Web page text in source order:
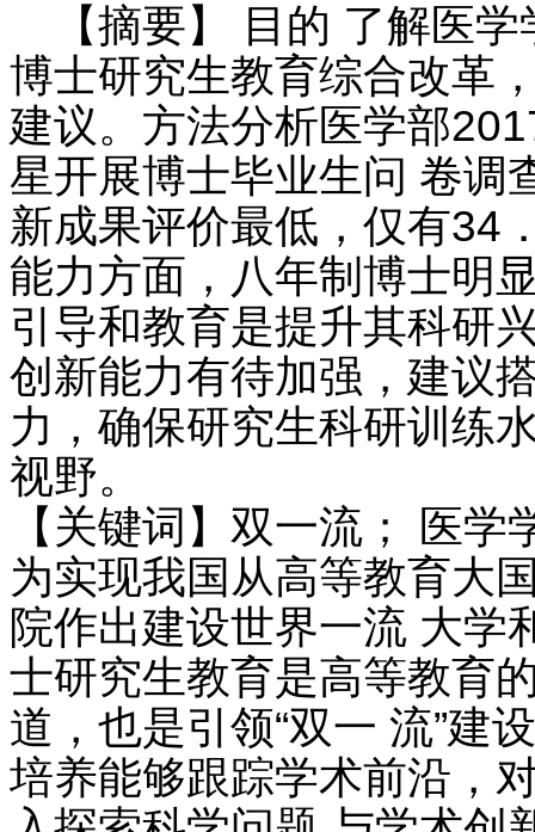
【摘要】 目的 了解医
博士研究生教育综合改革
建议。方法分析医学部
星开展博士毕业生问 卷调
新成果评价最低，仅有34
能力方面，八年制博士明
引导和教育是提升其科研
创新能力有待加强，建议
力，确保研究生科研训练
视野。
【关键词】双一流； 医
为实现我国从高等教育大
院作出建设世界一流 大学
士研究生教育是高等教育
道，也是引领“双一 流”建
培养能够跟踪学术前沿，